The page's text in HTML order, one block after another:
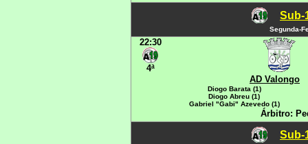
Sub-
Segunda-
22:30
4ª
AD Valongo
Diogo Barata (1)
Diogo Abreu (1)
Gabriel "Gabi" Azevedo (1)
Árbitro:
Sub-